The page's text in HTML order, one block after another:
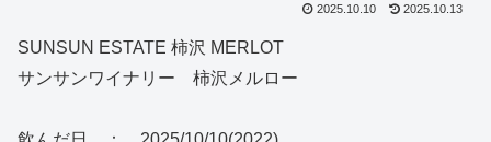
2025.10.10 2025.10.13
SUNSUN ESTATE 柿沢 MERLOT
サンサンワイナリー 柿沢メルロー